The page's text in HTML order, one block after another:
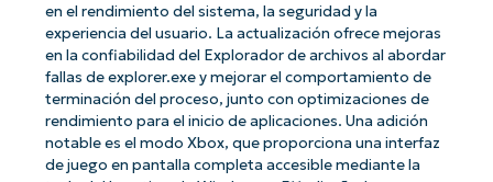
en el rendimiento del sistema, la seguridad y la
experiencia del usuario. La actualización ofrece mejoras
en la confiabilidad del Explorador de archivos al abordar
fallas de explorer.exe y mejorar el comportamiento de
terminación del proceso, junto con optimizaciones de
rendimiento para el inicio de aplicaciones. Una adición
notable es el modo Xbox, que proporciona una interfaz
de juego en pantalla completa accesible mediante la